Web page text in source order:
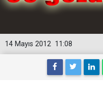
11:08
14 Mayıs 2012